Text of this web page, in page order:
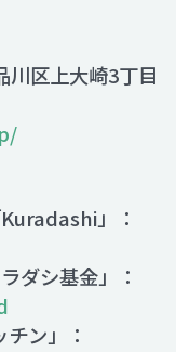
川区上大崎3丁目
」：
ダシ基金」：
ン」：